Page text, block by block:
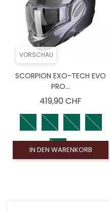
VORSCHAU
SCORPION EXO-TECH EVO
PRO...
419,90 CHF
IN DEN WARENKORB